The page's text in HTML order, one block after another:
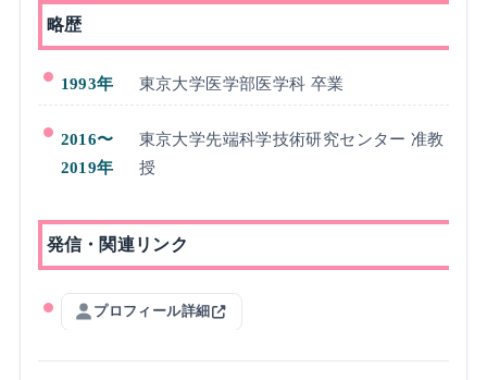
略歴
1993年 東京大学医学部医学科 卒業
2016〜
2019年
東京大学先端科学技術研究センター 准教
授
発信・関連リンク
プロフィール詳細